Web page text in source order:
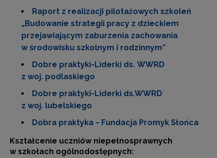
Raport z realizacji pilotażowych szkoleń
„Budowanie strategii pracy z dzieckiem
przejawiającym zaburzenia zachowania
w środowisku szkolnym i rodzinnym”
Dobre praktyki-Liderki ds. WWRD
z woj. podlaskiego
Dobre praktyki-Liderki ds.WWRD
z woj. lubelskiego
Dobra praktyka − Fundacja Promyk Słońca
Kształcenie uczniów niepełnosprawnych
w szkołach ogólnodostępnych: